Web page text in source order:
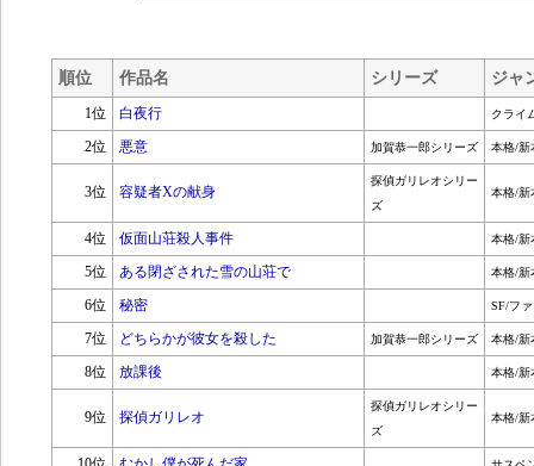
順位 作品名 シリーズ ジャ
1位 白夜行 クライ
2位 悪意 加賀恭一郎シリーズ 本格/新
3位 容疑者Xの献身
探偵ガリレオシリー
ズ
本格/新
4位 仮面山荘殺人事件 本格/新
5位 ある閉ざされた雪の山荘で 本格/新
6位 秘密 SF/フ
7位 どちらかが彼女を殺した 加賀恭一郎シリーズ 本格/新
8位 放課後 本格/新
9位 探偵ガリレオ
探偵ガリレオシリー
ズ
本格/新